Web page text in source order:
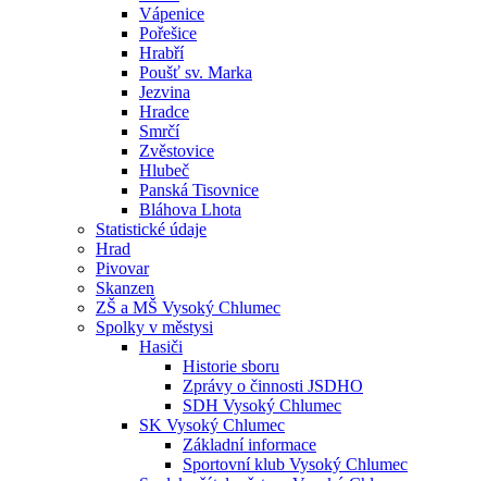
Vápenice
Pořešice
Hrabří
Poušť sv. Marka
Jezvina
Hradce
Smrčí
Zvěstovice
Hlubeč
Panská Tisovnice
Bláhova Lhota
Statistické údaje
Hrad
Pivovar
Skanzen
ZŠ a MŠ Vysoký Chlumec
Spolky v městysi
Hasiči
Historie sboru
Zprávy o činnosti JSDHO
SDH Vysoký Chlumec
SK Vysoký Chlumec
Základní informace
Sportovní klub Vysoký Chlumec